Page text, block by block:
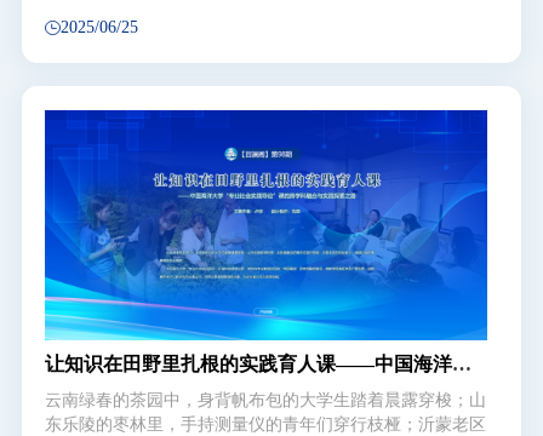
科研创新和服务社会等方面取得了丰硕成果。”“学院要进一
步强化优势特色，实现重点突破，打造学科新高峰，有力支
撑食品领域优秀人才自主培养和原创性、引领性科技攻
关。”在4月25日举行的食品科学与工程学院事业发展战略咨
询会上，中国海洋大学校长张峻峰如是说。 一直以
来，食品科学与工程学院树立和践行大食物观，探秘“蓝色
粮仓”，为党育人、为国育才，全面提高人才自主培养质
量，走出了一条特色鲜明的海洋食品领域拔尖创新人才培养
之路。
2025/06/25
让知识在田野里扎根的实践育人课——中国海洋大
学“专业社会实践导论”课的跨学科融合与实践探索
之路
云南绿春的茶园中，身背帆布包的大学生踏着晨露穿梭；山
东乐陵的枣林里，手持测量仪的青年们穿行枝桠；沂蒙老区